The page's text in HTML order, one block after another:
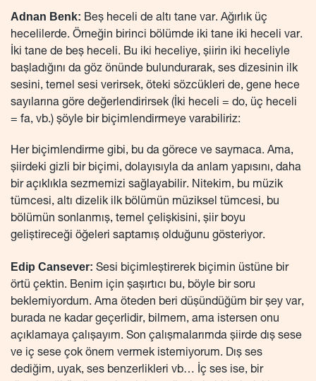
Adnan Benk: Beş heceli de altı tane var. Ağırlık üç
hecelilerde. Örneğin birinci bölümde iki tane iki heceli var.
İki tane de beş heceli. Bu iki heceliye, şiirin iki heceliyle
başladığını da göz önünde bulundurarak, ses dizesinin ilk
sesini, temel sesi verirsek, öteki sözcükleri de, gene hece
sayılarına göre değerlendirirsek (İki heceli = do, üç heceli
= fa, vb.) şöyle bir biçimlendirmeye varabiliriz:
Her biçimlendirme gibi, bu da görece ve saymaca. Ama,
şiirdeki gizli bir biçimi, dolayısıyla da anlam yapısını, daha
bir açıklıkla sezmemizi sağlayabilir. Nitekim, bu müzik
tümcesi, altı dizelik ilk bölümün müziksel tümcesi, bu
bölümün sonlanmış, temel çelişkisini, şiir boyu
geliştireceği öğeleri saptamış olduğunu gösteriyor.
Edip Cansever: Sesi biçimleştirerek biçimin üstüne bir
örtü çektin. Benim için şaşırtıcı bu, böyle bir soru
beklemiyordum. Ama öteden beri düşündüğüm bir şey var,
burada ne kadar geçerlidir, bilmem, ama istersen onu
açıklamaya çalışayım. Son çalışmalarımda şiirde dış sese
ve iç sese çok önem vermek istemiyorum. Dış ses
dediğim, uyak, ses benzerlikleri vb… İç ses ise, bir